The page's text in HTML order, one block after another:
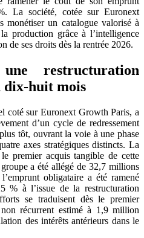
La société, cotée sur Euronext
monétiser un catalogue valorisé à
production grâce à l’intelligence
de ses droits dès la rentrée 2026.
restructuration
dix-huit mois
coté sur Euronext Growth Paris, a
d’un cycle de redressement
tôt, ouvrant la voie à une phase
axes stratégiques distincts. La
premier acquis tangible de cette
a été allégé de 32,7 millions
obligataire a été ramené
% à l’issue de la restructuration
se traduisent dès le premier
récurrent estimé à 1,9 million
des intérêts antérieurs dans le